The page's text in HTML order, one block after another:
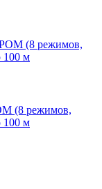
(8 режимов,
100 м